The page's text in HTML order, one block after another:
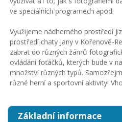
ve speciálních programech apod.
Využijeme nádherného prostředí
prostředí chaty Jany v Kořenově-
zabrat do různých žánrů
ovládání foťáčků, kterých bude v
množství různých typů.
různé herní a sportovní aktivity!
Základní informace